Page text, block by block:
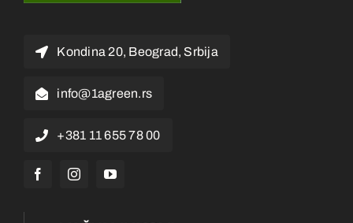
Kondina 20, Beograd, Srbija
info@1agreen.rs
+381 11 655 78 00